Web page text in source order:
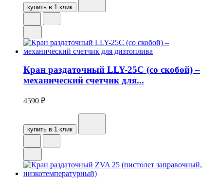
купить в 1 клик
Кран раздаточный LLY-25C (со скобой) –
механический счетчик для...
4590 ₽
купить в 1 клик